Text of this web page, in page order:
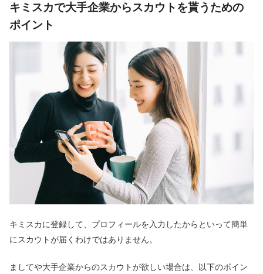
キミスカで大手企業からスカウトを貰うための
ポイント
キミスカに登録して、プロフィールを入力したからといって簡単
にスカウトが届くわけではありません。
ましてや大手企業からのスカウトが欲しい場合は、以下のポイン